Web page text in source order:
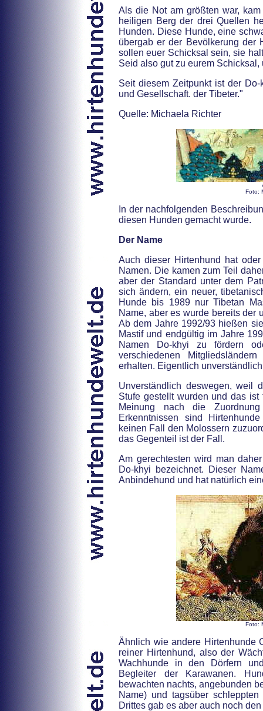
Als die Not am größten war,
heiligen Berg der drei Quellen
Hunden. Diese Hunde, eine
übergab er der Bevölkerung der
sollen euer Schicksal sein, sie
Seid also gut zu eurem
Seit diesem Zeitpunkt ist der
und Gesellschaft. der Tibeter."
Quelle: Michaela Richter
Foto:
In der nachfolgenden
diesen Hunden gemacht wurde.
Der Name
Auch dieser Hirtenhund hat
Namen. Die kamen zum Teil
aber der Standard unter dem
sich ändern, ein neuer,
Hunde bis 1989 nur Tibetan
Name, aber es wurde bereits der
Ab dem Jahre 1992/93 hießen
Mastif und endgültig im Jahre
Namen Do-khyi zu fördern
verschiedenen
erhalten. Eigentlich
Unverständlich deswegen, weil
Stufe gestellt wurden und das
Meinung nach die
Erkenntnissen sind
keinen Fall den Molossern
das Gegenteil ist der Fall.
Am gerechtesten wird man
Do-khyi bezeichnet. Dieser
Anbindehund und hat natürlich
Foto:
Ähnlich wie andere Hirtenhunde
reiner Hirtenhund, also der
Wachhunde in den Dörfern
Begleiter der Karawanen.
bewachten nachts, angebunden
Name) und tagsüber
Drittes gab es aber auch noch